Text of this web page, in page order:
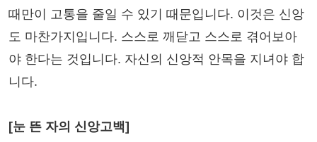
때만이 고통을 줄일 수 있기 때문입니다. 이것은 신앙
도 마찬가지입니다. 스스로 깨닫고 스스로 겪어보아
야 한다는 것입니다. 자신의 신앙적 안목을 지녀야 합
니다.
[눈 뜬 자의 신앙고백]